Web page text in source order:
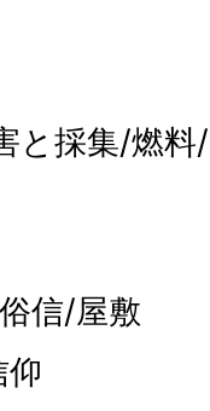
集/燃料/
/屋敷